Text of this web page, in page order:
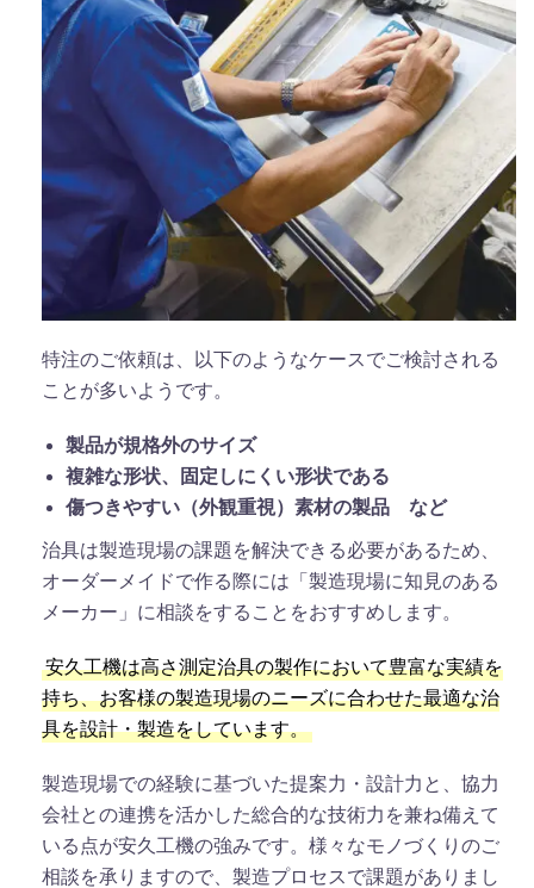
特注のご依頼は、以下のようなケースでご検討される
ことが多いようです。
製品が規格外のサイズ
複雑な形状、固定しにくい形状である
傷つきやすい（外観重視）素材の製品 など
治具は製造現場の課題を解決できる必要があるため、
オーダーメイドで作る際には「製造現場に知見のある
メーカー」に相談をすることをおすすめします。
安久工機は高さ測定治具の製作において豊富な実績を
持ち、お客様の製造現場のニーズに合わせた最適な治
具を設計・製造をしています。
製造現場での経験に基づいた提案力・設計力と、協力
会社との連携を活かした総合的な技術力を兼ね備えて
いる点が安久工機の強みです。様々なモノづくりのご
相談を承りますので、製造プロセスで課題がありまし